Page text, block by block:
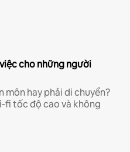
cho những người
môn hay phải di chuyển?
fi tốc độ cao và không